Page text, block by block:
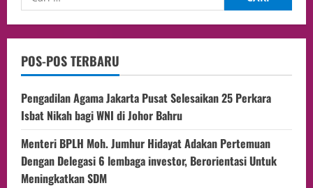
POS-POS TERBARU
Pengadilan Agama Jakarta Pusat Selesaikan 25 Perkara
Isbat Nikah bagi WNI di Johor Bahru
Menteri BPLH Moh. Jumhur Hidayat Adakan Pertemuan
Dengan Delegasi 6 lembaga investor, Berorientasi Untuk
Meningkatkan SDM